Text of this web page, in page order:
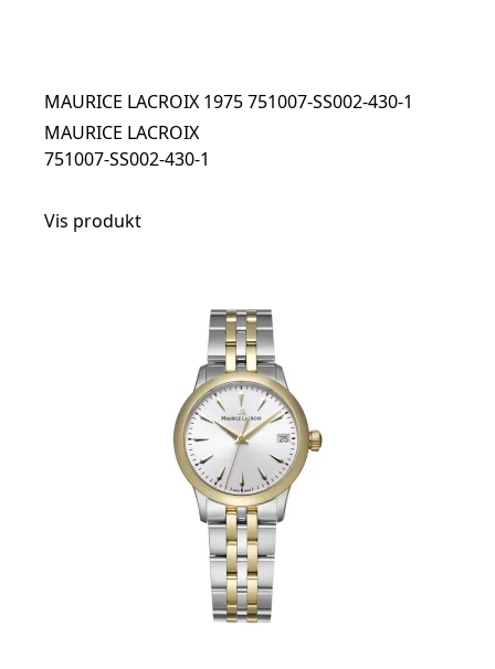
MAURICE LACROIX 1975 751007-SS002-430-1
MAURICE LACROIX
751007-SS002-430-1
Vis produkt